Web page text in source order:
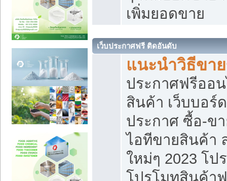
เพิ่มยอดขาย
เว็บประกาศฟรี ติดอันดับ
แนะนำวิธีขา
ประกาศฟรีออ
สินค้า เว็บบอร์
ประกาศ ซื้อ-ข
ไอทีขายสินค้า
ใหม่ๆ 2023 โป
โปรโมทสินค้า